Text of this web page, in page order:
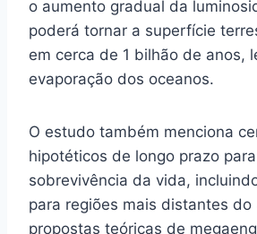
o aumento gradual da
poderá tornar a superfície
em cerca de 1 bilhão de anos,
evaporação dos oceanos.
O estudo também menciona
hipotéticos de longo prazo
sobrevivência da vida,
para regiões mais distantes do
propostas teóricas de